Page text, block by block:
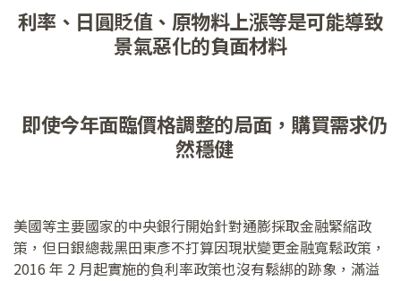
利率、日圓貶值、原物料上漲等是可能導致
景氣惡化的負面材料
即使今年面臨價格調整的局面，購買需求仍
然穩健
美國等主要國家的中央銀行開始針對通膨採取金融緊縮政
策，但日銀總裁黑田東彥不打算因現狀變更金融寬鬆政策，
2016 年 2 月起實施的負利率政策也沒有鬆綁的跡象，滿溢